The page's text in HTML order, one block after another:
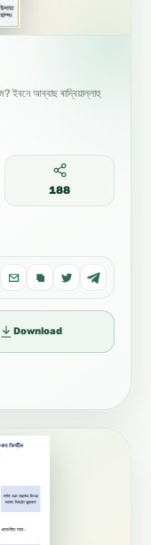
ইবনে আব্বাছ ৰাদ্বিয়াল্লাহু
188
Download